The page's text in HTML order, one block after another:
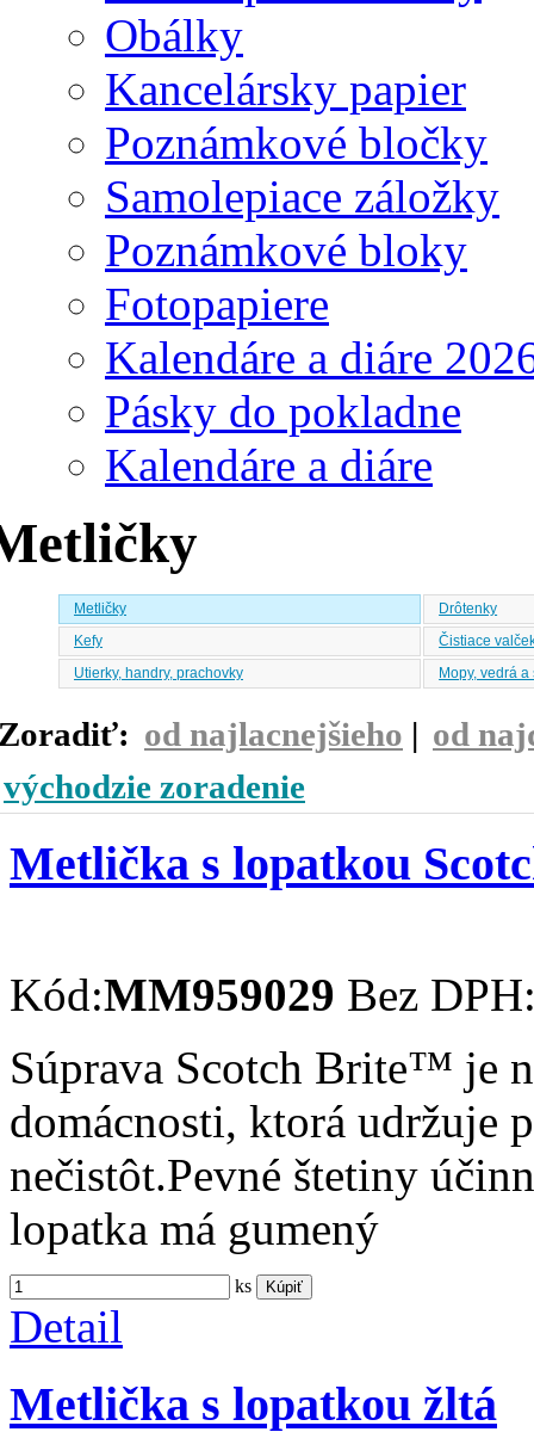
Obálky
Kancelársky papier
Poznámkové bločky
Samolepiace záložky
Poznámkové bloky
Fotopapiere
Kalendáre a diáre
Pásky do pokladne
Kalendáre a diáre
Metličky
Drôtenky
Kefy
Čistiace
Utierky, handry, prachovky
Mopy, vedrá a
od najlacnejšieho | od
východzie zoradenie
Metlička s lopatkou
Kód:MM959029 Bez
Súprava Scotch Brite™ je
domácnosti, ktorá udržuje
nečistôt.Pevné štetiny
lopatka má gumený
ks Kúpiť
Detail
Metlička s lopatkou žltá